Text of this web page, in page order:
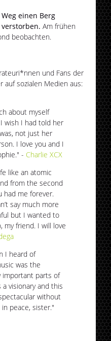
Weg einen Berg
verstorben. Am frühen
beobachten.
und Fans der
auf sozialen Medien aus:
about myself
wish I had told her
not just her
I love you and I
- Charlie XCX
like an atomic
from the second
had me forever.
say much more
but I wanted to
my friend. I will love
I heard of
was the
important parts of
visionary and this
without
peace, sister."